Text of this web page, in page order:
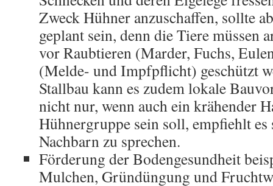
Zweck Hühner anzuschaffen, sollte
geplant sein, denn die Tiere müssen
vor Raubtieren (Marder, Fuchs,
(Melde- und Impfpflicht) geschützt
Stallbau kann es zudem lokale
nicht nur, wenn auch ein krähender
Hühnergruppe sein soll, empfiehlt
Nachbarn zu sprechen.
Förderung der Bodengesundheit
Mulchen, Gründüngung und